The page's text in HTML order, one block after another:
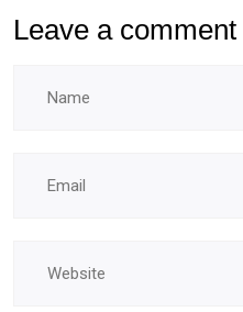
Leave a comment